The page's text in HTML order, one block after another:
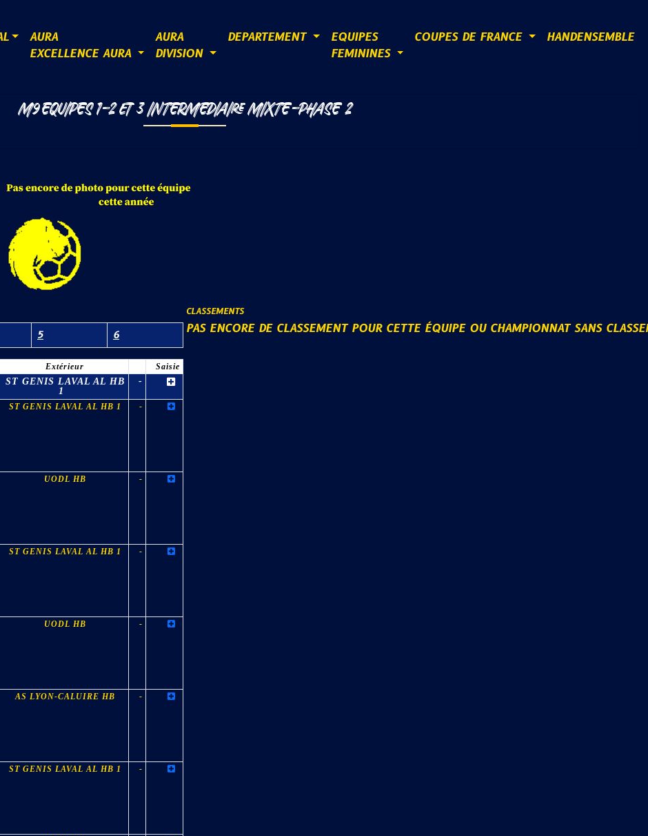
AURA
EXCELLENCE AURA
AURA
DIVISION
DEPARTEMENT
EQUIPES
FEMININES
COUPES DE FRANCE HANDENSEMBLE
M9 EQUIPES 1-2 ET 3 INTERMEDIAIRE MIXTE-PHASE 2
5 6
Extérieur Saisie
ST GENIS LAVAL AL HB
1
-
ST GENIS LAVAL AL HB 1 -
UODL HB -
ST GENIS LAVAL AL HB 1 -
UODL HB -
AS LYON-CALUIRE HB -
ST GENIS LAVAL AL HB 1 -
CLASSEMENTS
PAS ENCORE DE CLASSEMENT POUR CETTE ÉQUIPE OU CHAMPIONNAT SANS